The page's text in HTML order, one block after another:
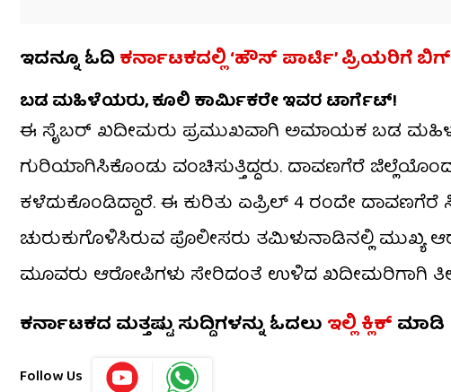
ಇದನ್ನೂ ಓದಿಕರ್ನಾಟಕದಲ್ಲಿ ‘ಹೌಸ್ ಪಾರ್ಟಿ’ ಪ್ರಿಯರಿಗೆ
ಬಡ ಮಹಿಳೆಯರು, ಕೂಲಿ ಕಾರ್ಮಿಕರೇ ಇವರ ಟಾರ್ಗೆಟ್!
ಈ ಸೈಬರ್ ಖದೀಮರು ಪ್ರಮುಖವಾಗಿ ಅಮಾಯಕ ಬಡ
ಗುರಿಯಾಗಿಸಿಕೊಂಡು ವಂಚಿಸುತ್ತಿದ್ದರು. ದಾವಣಗೆರೆ
ಕಳೆದುಕೊಂಡಿದ್ದಾರೆ. ಈ ಕುರಿತು ಏಪ್ರಿಲ್ 4 ರಂದೇ
ಚುರುಕುಗೊಳಿಸಿರುವ ಪೊಲೀಸರು ತಮಿಳುನಾಡಿನಲ್ಲಿ
ಮೂವರು ಆರೋಪಿಗಳು ಸೇರಿದಂತೆ ಉಳಿದ ಖದೀಮರಿಗಾಗಿ ತೀವ್ರ
ಕರ್ನಾಟಕದ ಮತ್ತಷ್ಟು ಸುದ್ದಿಗಳನ್ನು ಓದಲು ಇಲ್ಲಿ ಕ್ಲಿಕ್ ಮಾಡಿ
Follow Us